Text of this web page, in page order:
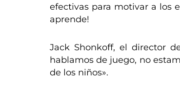
efectivas para motivar a los
aprende!
Jack Shonkoff, el director
hablamos de juego, no
de los niños».